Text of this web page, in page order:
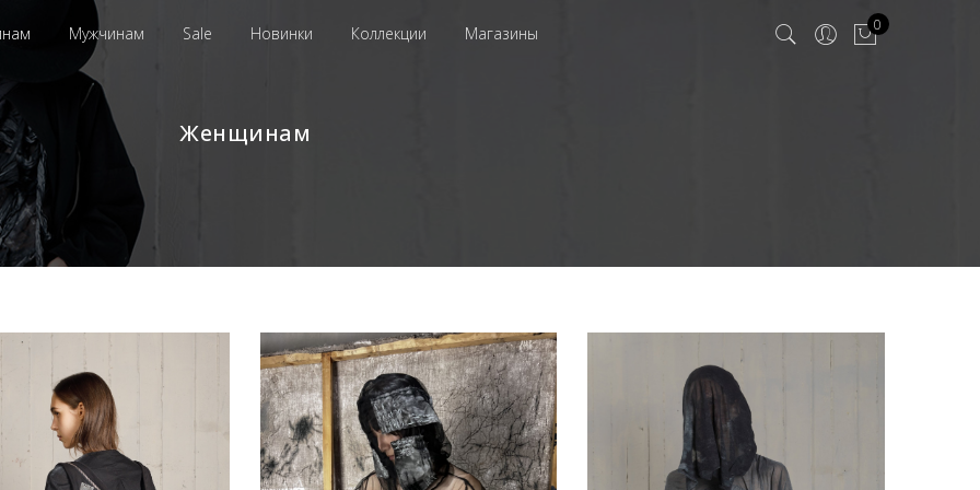
Мужчинам Sale Новинки Коллекции Магазины 0
Женщинам